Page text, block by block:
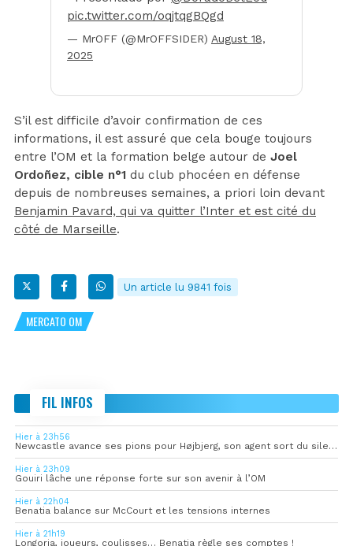
pic.twitter.com/oqjtqgBQgd
— MrOFF (@MrOFFSIDER) August 18,
2025
S’il est difficile d’avoir confirmation de ces
informations, il est assuré que cela bouge toujours
entre l’OM et la formation belge autour de Joel
Ordoñez, cible n°1 du club phocéen en défense
depuis de nombreuses semaines, a priori loin devant
Benjamin Pavard, qui va quitter l’Inter et est cité du
côté de Marseille.
Un article lu 9841 fois
MERCATO OM
FIL INFOS
Hier à 23h56
Newcastle avance ses pions pour Højbjerg, son agent sort du silence
Hier à 23h09
Gouiri lâche une réponse forte sur son avenir à l’OM
Hier à 22h04
Benatia balance sur McCourt et les tensions internes
Hier à 21h19
Longoria, joueurs, coulisses… Benatia règle ses comptes !